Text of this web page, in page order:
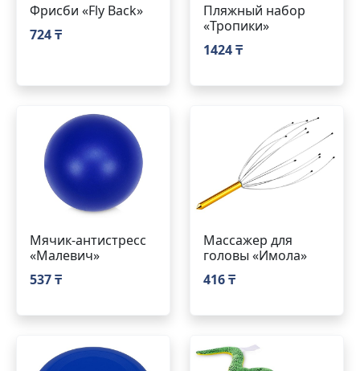
Фрисби «Fly Back»
724 ₸
Пляжный набор
«Тропики»
1424 ₸
Мячик-антистресс
«Малевич»
537 ₸
Массажер для
головы «Имола»
416 ₸